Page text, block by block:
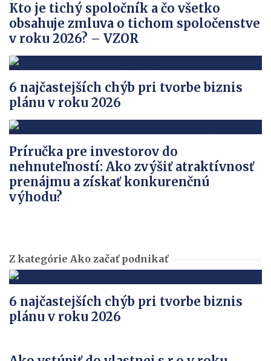
Kto je tichý spoločník a čo všetko
obsahuje zmluva o tichom spoločenstve
v roku 2026? – VZOR
6 najčastejších chýb pri tvorbe biznis
plánu v roku 2026
Príručka pre investorov do
nehnuteľností: Ako zvýšiť atraktívnosť
prenájmu a získať konkurenčnú
výhodu?
Z kategórie Ako začať podnikať
6 najčastejších chýb pri tvorbe biznis
plánu v roku 2026